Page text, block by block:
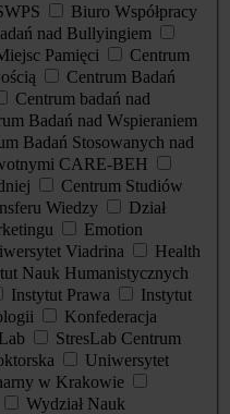
Biuro Współpracy
nad Bullyingiem
Pamięci
Centrum
Centrum Badań
Centrum badań nad
Badań nad Wspieraniem
Badań Stosowanych nad
CARE-BEH
Centrum Studiów
Wiedzy
Dział
Emotion
Viadrina
Health
Nauk Humanistycznych
Instytut Prawa
Instytut
Konfederacja
StresLab Centrum
Uniwersytet
w Krakowie
Wydział Nauk